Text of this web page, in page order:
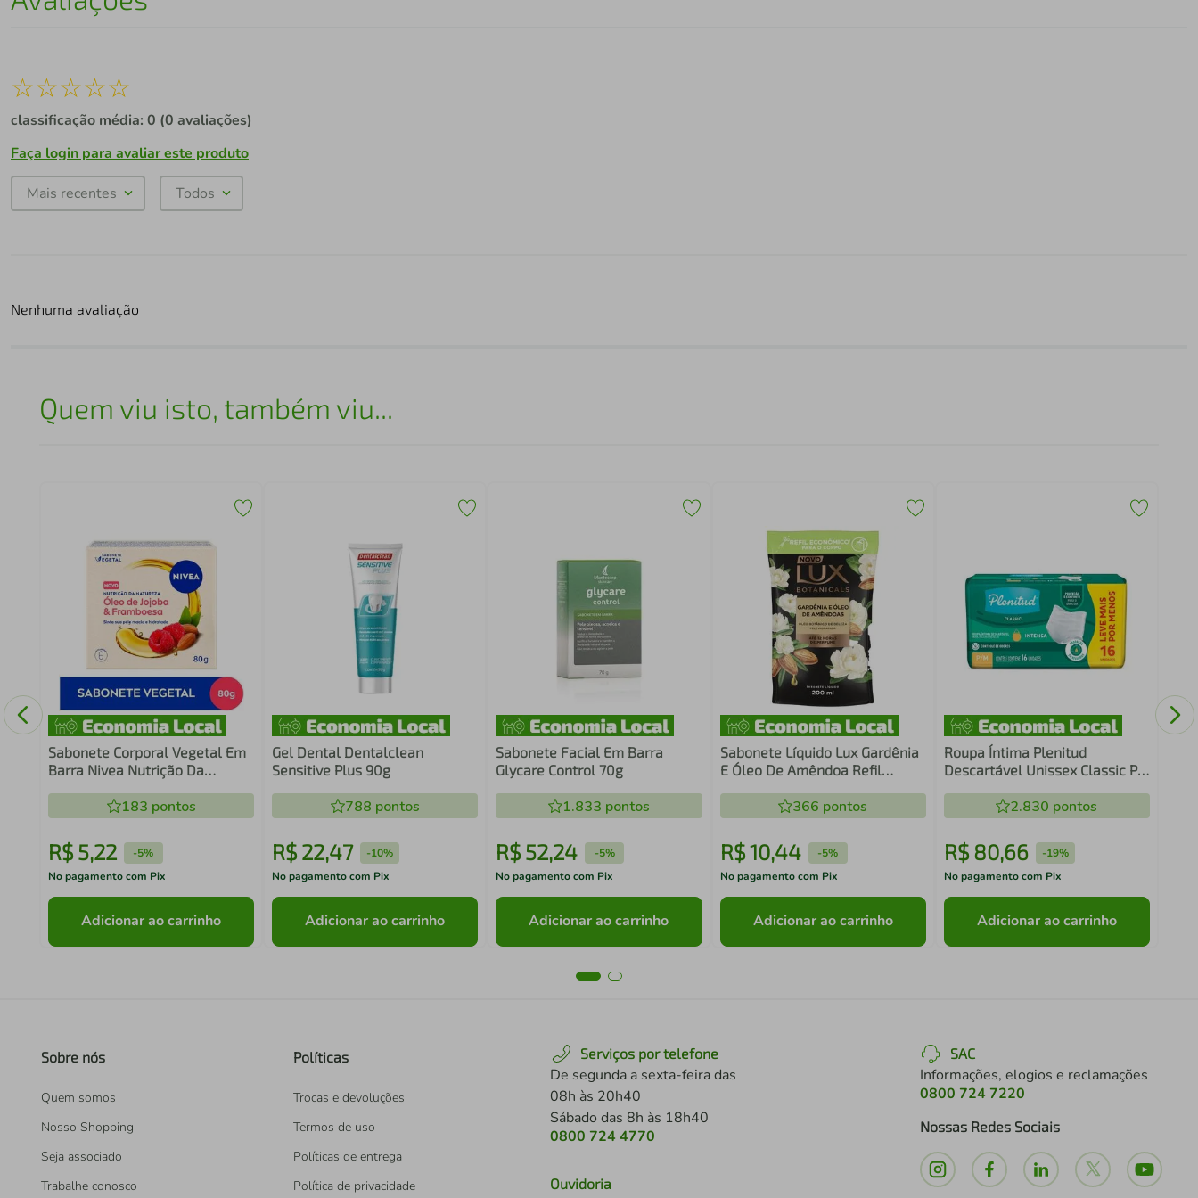
☆☆☆☆☆
classificação média: 0 (0 avaliações)
Faça login para avaliar este produto
Mais recentes Todos
Nenhuma avaliação
Quem viu isto, também viu...
Sabonete Corporal Vegetal Em
Barra Nivea Nutrição Da
Framboesa 80g
183 pontos
R$ 5,22 -5%
No pagamento com Pix
Adicionar ao carrinho
Gel Dental Dentalclean
Sensitive Plus 90g
788 pontos
R$ 22,47 -10%
No pagamento com Pix
Adicionar ao carrinho
Sabonete Facial Em Barra
Glycare Control 70g
1.833 pontos
R$52,24 -5%
No pagamento com Pix
Adicionar ao carrinho
Sabonete Líquido Lux Gardênia
E Óleo De Amêndoa Refil
366 pontos
R$10,44 -5%
No pagamento com Pix
Adicionar ao carrinho
Roupa Íntima Plenitud
Descartável Unissex Classic PM
2.830 pontos
R$ 80,66 -19%
No pagamento com Pix
Adicionar ao carrinho
Sobre nós
Quem somos
Nosso Shopping
Seja associado
Trabalhe conosco
Políticas
Trocas e devoluções
Termos de uso
Políticas de entrega
Política de privacidade
Serviços por telefone
De segunda a sexta-feira das
08h às 20h40
Sábado das 8h às 18h40
0800 724 4770
Ouvidoria
SAC
Informações, elogios e reclamações
0800 724 7220
Nossas Redes Sociais